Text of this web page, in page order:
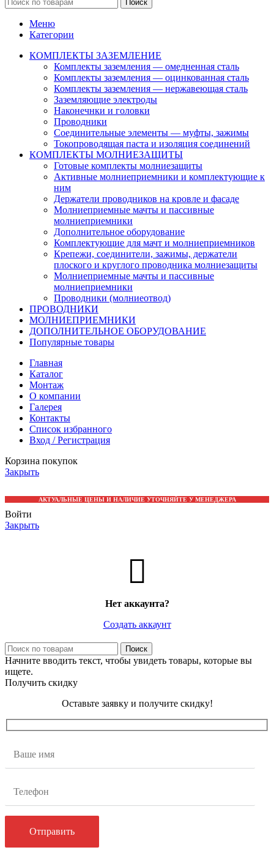
Поиск
Меню
Категории
КОМПЛЕКТЫ ЗАЗЕМЛЕНИЕ
Комплекты заземления — омедненная сталь
Комплекты заземления — оцинкованная сталь
Комплекты заземления — нержавеющая сталь
Заземляющие электроды
Наконечнки и головки
Проводники
Соединительные элементы — муфты, зажимы
Токопроводящая паста и изоляция соединений
КОМПЛЕКТЫ МОЛНИЕЗАЩИТЫ
Готовые комплекты молниезащиты
Активные молниеприемники и комплектующие к
ним
Держатели проводников на кровле и фасаде
Молниеприемные мачты и пассивные
молниеприемники
Дополнительное оборудование
Комплектующие для мачт и молниеприемников
Крепежи, соединители, зажимы, держатели
плоского и круглого проводника молниезащиты
Молниеприемные мачты и пассивные
молниеприемники
Проводники (молниеотвод)
ПРОВОДНИКИ
МОЛНИЕПРИЕМНИКИ
ДОПОЛНИТЕЛЬНОЕ ОБОРУДОВАНИЕ
Популярные товары
Главная
Каталог
Монтаж
О компании
Галерея
Контакты
Список избранного
Вход / Регистрация
Корзина покупок
Закрыть
АКТУАЛЬНЫЕ ЦЕНЫ И НАЛИЧИЕ УТОЧНЯЙТЕ У МЕНЕДЖЕРА
Войти
Закрыть
Нет аккаунта?
Создать аккаунт
Поиск
Начните вводить текст, чтобы увидеть товары, которые вы
ищете.
Получить скидку
Оставьте заявку и получите скидку!